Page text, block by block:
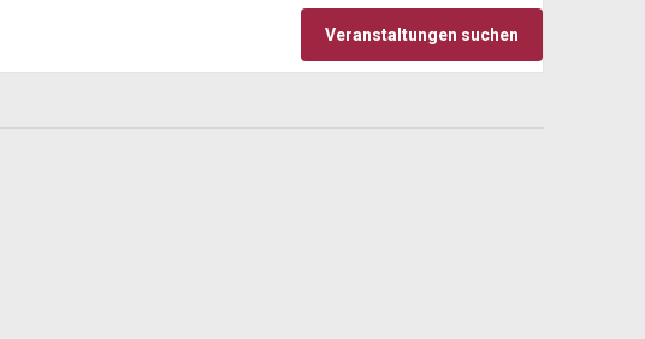
Veranstaltungen suchen
Navigation